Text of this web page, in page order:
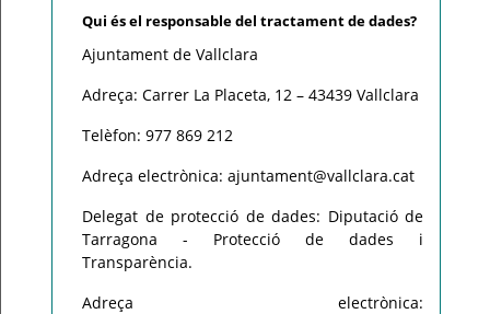
Qui és el responsable del tractament de dades?
Ajuntament de Vallclara
Adreça: Carrer La Placeta, 12 – 43439 Vallclara
Telèfon: 977 869 212
Adreça electrònica: ajuntament@vallclara.cat
Delegat de protecció de dades: Diputació de
Tarragona - Protecció de dades i
Transparència.
Adreça electrònica: